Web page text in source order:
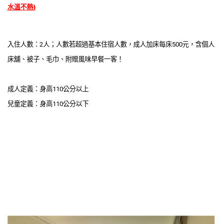
水溫不熱)
入住人數：2人； 人數若超過基本住宿人數，成人加床每床500元，含個人
床舖、被子、毛巾、附贈風味早餐一客！
成人定義：身高110公分以上
兒童定義：身高110公分以下